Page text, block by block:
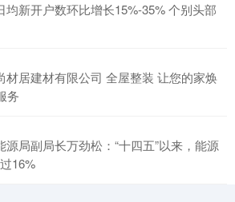
均新开户数环比增长15%-35% 个别头部
材居建材有限公司 全屋整装 让您的家焕
务
局副局长万劲松：“十四五”以来，能源
16%